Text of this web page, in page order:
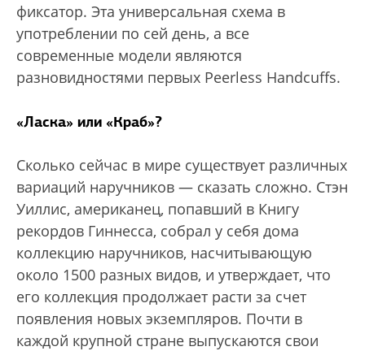
фиксатор. Эта универсальная схема в
употреблении по сей день, а все
современные модели являются
разновидностями первых Peerless Handcuffs.
«Ласка» или «Краб»?
Сколько сейчас в мире существует различных
вариаций наручников — сказать сложно. Стэн
Уиллис, американец, попавший в Книгу
рекордов Гиннесса, собрал у себя дома
коллекцию наручников, насчитывающую
около 1500 разных видов, и утверждает, что
его коллекция продолжает расти за счет
появления новых экземпляров. Почти в
каждой крупной стране выпускаются свои